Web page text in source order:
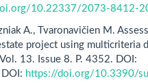
10.22337/2073-8412-
A., Tvaronavičien M.
project using multicriteria
13. Issue 8. P. 4352. DOI:
https://doi.org/10.3390/